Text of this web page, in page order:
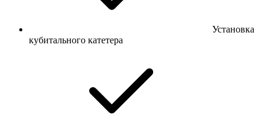
Установка
кубитального катетера